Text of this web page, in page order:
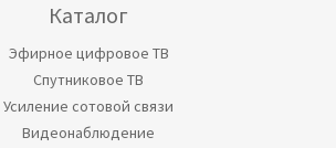
Каталог
Эфирное цифровое ТВ
Спутниковое ТВ
Усиление сотовой связи
Видеонаблюдение